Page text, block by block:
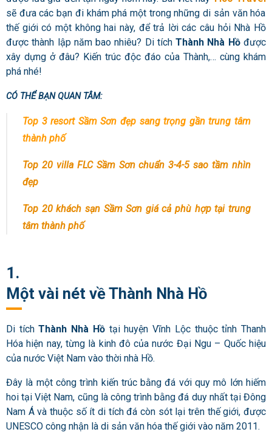
sẽ đưa các bạn đi khám phá một trong những di sản văn hóa
thế giới có một không hai này, để trả lời các câu hỏi Nhà Hồ
được thành lập năm bao nhiêu? Di tíchThành Nhà Hồđược
xây dựng ở đâu? Kiến trúc độc đáo của Thành,… cùng khám
phá nhé!
CÓ THỂ BẠN QUAN TÂM:
Top 3 resort Sầm Sơn đẹp sang trọng gần trung tâm
thành phố
Top 20 villa FLC Sầm Sơn chuẩn 3-4-5 sao tầm nhìn
đẹp
Top 20 khách sạn Sầm Sơn giá cả phù hợp tại trung
tâm thành phố
1.
Một vài nét về Thành Nhà Hồ
Di tíchThành Nhà Hồtại huyện Vĩnh Lộc thuộc tỉnh Thanh
Hóa hiện nay, từng là kinh đô của nước Đại Ngu – Quốc hiệu
của nước Việt Nam vào thời nhà Hồ.
Đây là một công trình kiến trúc bằng đá với quy mô lớn hiếm
hoi tại Việt Nam, cũng là công trình bằng đá duy nhất tại Đông
Nam Á và thuộc số ít di tích đá còn sót lại trên thế giới, được
UNESCO công nhận là di sản văn hóa thế giới vào năm 2011.